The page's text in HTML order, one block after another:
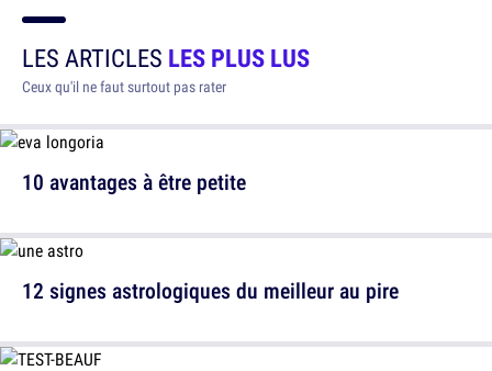
LES ARTICLES LES PLUS LUS
Ceux qu'il ne faut surtout pas rater
10 avantages à être petite
12 signes astrologiques du meilleur au pire